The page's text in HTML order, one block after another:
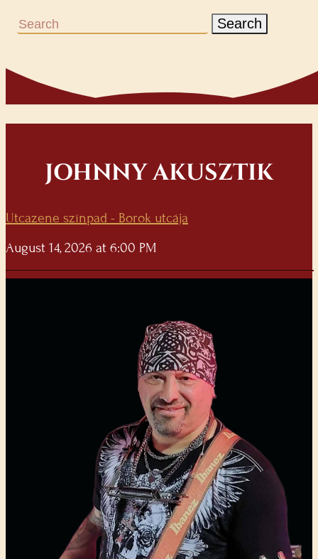
Search
JOHNNY AKUSZTIK
Utcazene színpad - Borok utcája
August 14, 2026 at 6:00 PM